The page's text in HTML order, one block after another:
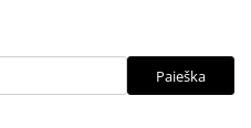
Paieška